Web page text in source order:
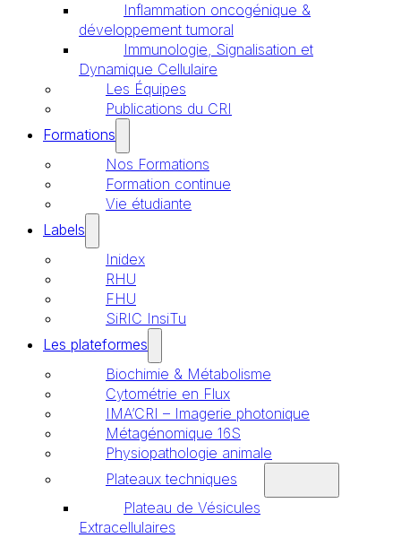
Inflammation oncogénique &
développement tumoral
Immunologie, Signalisation et
Dynamique Cellulaire
Les Équipes
Publications du CRI
Formations
Nos Formations
Formation continue
Vie étudiante
Labels
Inidex
RHU
FHU
SiRIC InsiTu
Les plateformes
Biochimie & Métabolisme
Cytométrie en Flux
IMA’CRI – Imagerie photonique
Métagénomique 16S
Physiopathologie animale
Plateaux techniques
Plateau de Vésicules
Extracellulaires